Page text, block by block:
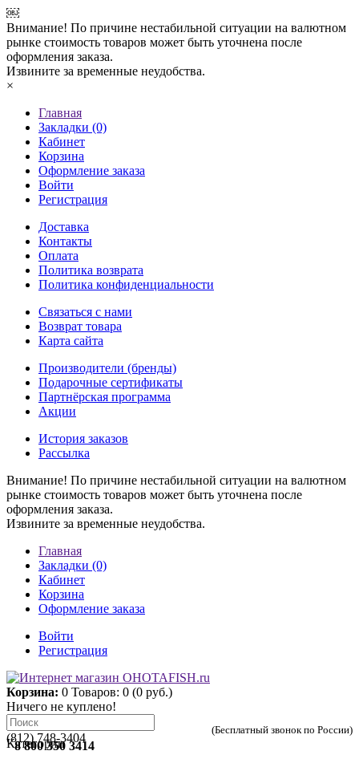
￼
Внимание! По причине нестабильной ситуации на валютном
рынке стоимость товаров может быть уточнена после
оформления заказа.
Извините за временные неудобства.
×
Главная
Закладки (0)
Кабинет
Корзина
Оформление заказа
Войти
Регистрация
Доставка
Контакты
Оплата
Политика возврата
Политика конфиденциальности
Связаться с нами
Возврат товара
Карта сайта
Производители (бренды)
Подарочные сертификаты
Партнёрская программа
Акции
История заказов
Рассылка
Внимание! По причине нестабильной ситуации на валютном
рынке стоимость товаров может быть уточнена после
оформления заказа.
Извините за временные неудобства.
Главная
Закладки (0)
Кабинет
Корзина
Оформление заказа
Войти
Регистрация
Корзина: 0 Товаров: 0 (0 руб.)
Ничего не куплено!
(812) 748-3404
8 800 350 3414
(Бесплатный звонок по России)
Категории